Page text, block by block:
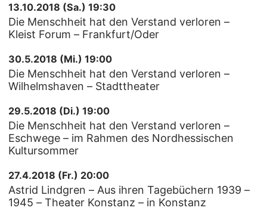
13.10.2018 (Sa.) 19:30
Die Menschheit hat den Verstand verloren –
Kleist Forum – Frankfurt/Oder
30.5.2018 (Mi.) 19:00
Die Menschheit hat den Verstand verloren –
Wilhelmshaven – Stadttheater
29.5.2018 (Di.) 19:00
Die Menschheit hat den Verstand verloren –
Eschwege – im Rahmen des Nordhessischen
Kultursommer
27.4.2018 (Fr.) 20:00
Astrid Lindgren – Aus ihren Tagebüchern 1939 –
1945 – Theater Konstanz – in Konstanz